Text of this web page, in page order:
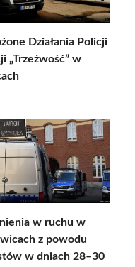
Działania Policji
„Trzeźwość” w
w ruchu w
z powodu
w dniach 28–30